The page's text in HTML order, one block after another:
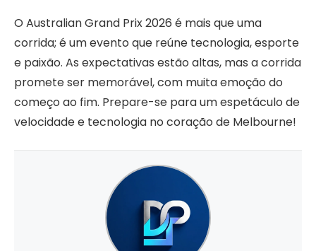
O Australian Grand Prix 2026 é mais que uma
corrida; é um evento que reúne tecnologia, esporte
e paixão. As expectativas estão altas, mas a corrida
promete ser memorável, com muita emoção do
começo ao fim. Prepare-se para um espetáculo de
velocidade e tecnologia no coração de Melbourne!